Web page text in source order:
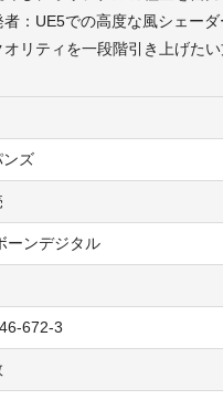
者：UE5での高度な風シェーダ
オリティを一段階引き上げた
ンズ
ーンデジタル
672-3